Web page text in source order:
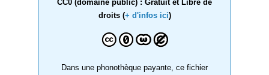
CC0 (domaine public) : Gratuit et Libre de
droits (+ d'infos ici)
Dans une phonothèque payante, ce fichier